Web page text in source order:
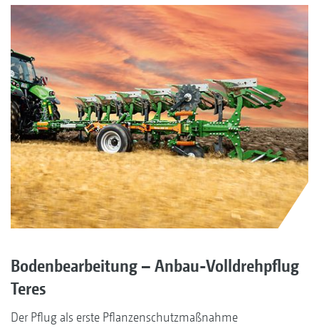
Bodenbearbeitung – Anbau-Volldrehpflug
Teres
Der Pflug als erste Pflanzenschutzmaßnahme